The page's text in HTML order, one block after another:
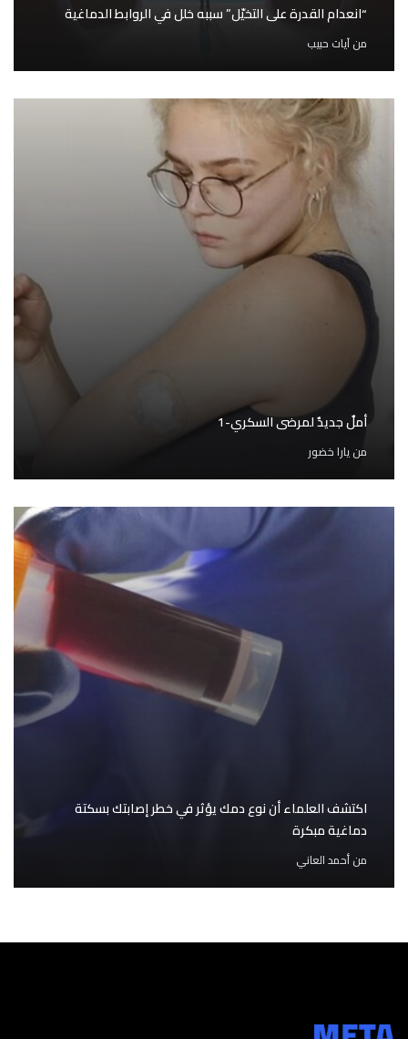
“انعدام القدرة على التخيّل” سببه خلل في الروابط الدماغية
منآيات حبيب
أملٌ جديدٌ لمرضى السكري-1
منيارا خضور
اكتشف العلماء أن نوع دمك يؤثر في خطر إصابتك بسكتة
دماغية مبكرة
منأحمد العاني